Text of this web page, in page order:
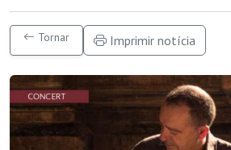
Tornar Imprimir notícia